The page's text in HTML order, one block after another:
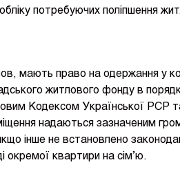
потребуючих поліпшення
мають право на одержання у
житлового фонду в
Кодексом Української РСР
надаються зазначеним
інше не встановлено
окремої квартири на сім’ю.